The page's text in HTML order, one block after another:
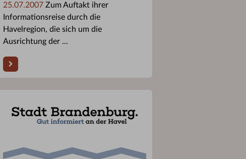
25.07.2007 Zum Auftakt ihrer
Informationsreise durch die
Havelregion, die sich um die
Ausrichtung der ...